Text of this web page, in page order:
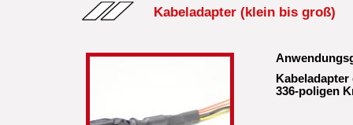
Kabeladapter (klein bis groß)
336-poligen